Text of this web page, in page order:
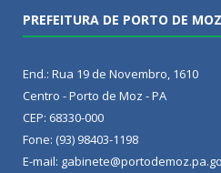
PREFEITURA DE PORTO DE MOZ
End.: Rua 19 de Novembro, 1610
Centro - Porto de Moz - PA
CEP: 68330-000
Fone: (93) 98403-1198
E-mail: